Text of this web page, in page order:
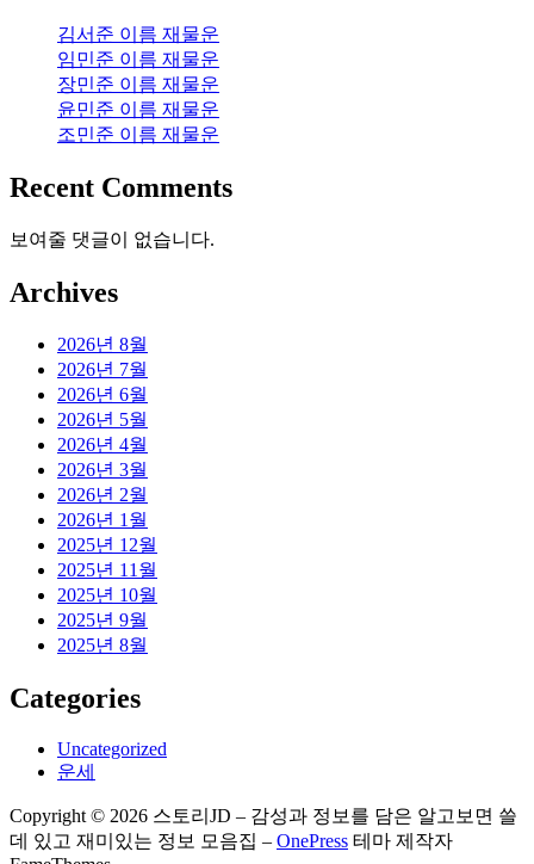
김서준 이름 재물운
임민준 이름 재물운
장민준 이름 재물운
윤민준 이름 재물운
조민준 이름 재물운
Recent Comments
보여줄 댓글이 없습니다.
Archives
2026년 8월
2026년 7월
2026년 6월
2026년 5월
2026년 4월
2026년 3월
2026년 2월
2026년 1월
2025년 12월
2025년 11월
2025년 10월
2025년 9월
2025년 8월
Categories
Uncategorized
운세
Copyright © 2026 스토리JD – 감성과 정보를 담은 알고보면 쓸
데 있고 재미있는 정보 모음집 – OnePress 테마 제작자